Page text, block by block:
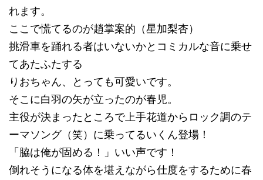
れます。
ここで慌てるのが趙掌案的（星加梨杏）
挑滑車を踊れる者はいないかとコミカルな音に乗せ
てあたふたする
りおちゃん、とっても可愛いです。
そこに白羽の矢が立ったのが春児。
主役が決まったところで上手花道からロック調のテ
ーマソング（笑）に乗ってるいくん登場！
「脇は俺が固める！」いい声です！
倒れそうになる体を堪えながら仕度をするために春